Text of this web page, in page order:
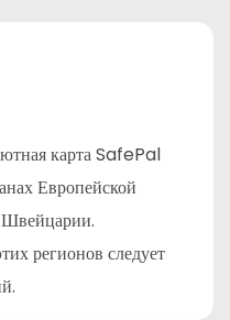
карта SafePal
Европейской
регионов следует